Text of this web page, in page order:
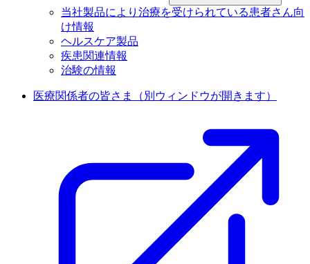
当社製品により治療を受けられている患者さん向
け情報
ヘルスケア製品
疾患関連情報
治験の情報
医療関係者の皆さま （別ウィンドウが開きます）